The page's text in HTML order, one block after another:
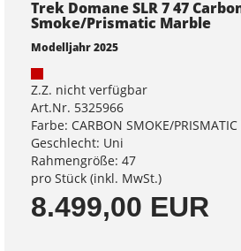
Trek Domane SLR 7 47
Smoke/Prismatic Marble
Modelljahr 2025
Z.Z. nicht verfügbar
Art.Nr. 5325966
Farbe: CARBON SMOKE/PRISMATIC
Geschlecht: Uni
Rahmengröße: 47
pro Stück (inkl. MwSt.)
8.499,00 EUR